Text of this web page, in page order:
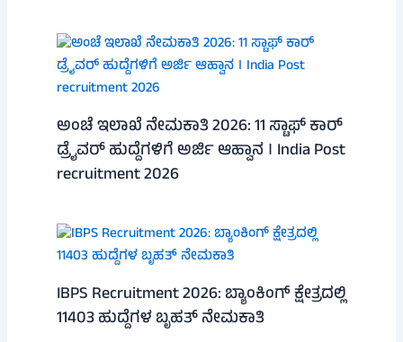
ಅಂಚೆ ಇಲಾಖೆ ನೇಮಕಾತಿ 2026: 11 ಸ್ಟಾಫ್ ಕಾರ್
ಡ್ರೈವರ್ ಹುದ್ದೆಗಳಿಗೆ ಅರ್ಜಿ ಆಹ್ವಾನ । India Post
recruitment 2026
IBPS Recruitment 2026: ಬ್ಯಾಂಕಿಂಗ್ ಕ್ಷೇತ್ರದಲ್ಲಿ
11403 ಹುದ್ದೆಗಳ ಬೃಹತ್ ನೇಮಕಾತಿ